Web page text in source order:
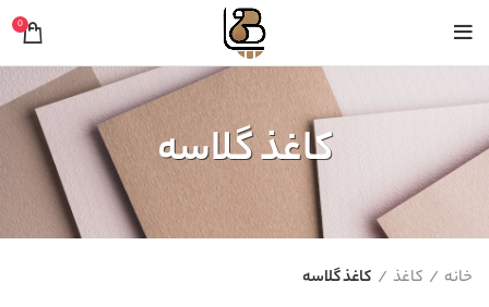
0
کاغذ گلاسه
خانه کاغذ کاغذ گلاسه